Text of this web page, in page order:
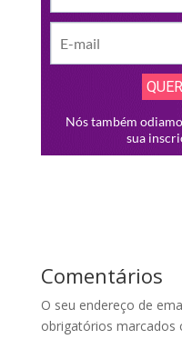
Comentários
O seu endereço de
obrigatórios marcados